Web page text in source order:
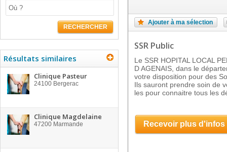
RECHERCHER
Résultats similaires
Clinique Pasteur
24100 Bergerac
Clinique Magdelaine
47200 Marmande
Ajouter à ma sélection
SSR Public
Le SSR HOPITAL LOCAL
D AGENAIS, dans le
votre disposition pour des
Ils sauront prendre soin de
les pour connaitre tous les
Recevoir plus d'infos